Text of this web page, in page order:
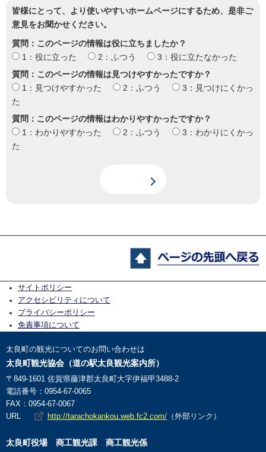
皆様にとって、より使いやすいホームページにするため、是非ご
意見をお聞かせください。
質問：このページの情報は役に立ちましたか？
1：役に立った
2：ふつう
3：役に立たなかった
質問：このページの情報は見つけやすかったですか？
1：見つけやすかった
2：ふつう
3：見つけにくかっ
た
質問：このページの情報はわかりやすかったですか？
1：わかりやすかった
2：ふつう
3：わかりにくかっ
た
サイトポリシー
アクセシビリティについて
プライバシーポリシー
免責事項について
太良町の観光についてのお問い合わせは
太良町観光協会（道の駅太良観光案内所）
〒849-1601 佐賀県藤津郡太良町大字伊福甲3488-2
電話番号：0954-67-0065
FAX：0954-67-0067
URL
http://tarachokankou.web.fc2.com/ （外部リンク）
太良町役場 商工観光課 商工観光係